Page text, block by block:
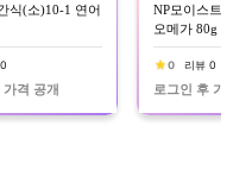
식(소)10-1 연어
격 공개
NP모이스트
오메가 80g
0 리뷰 0
로그인 후 가